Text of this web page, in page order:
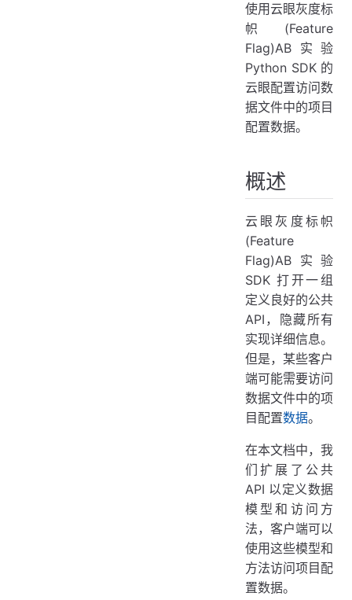
获取云眼配置
获取数据文件
对象模型
例子
使用云眼灰度标
帜(Feature
Flag)AB实验
Python SDK 的
云眼配置访问数
据文件中的项目
配置数据。
概述
云眼灰度标帜
(Feature
Flag)AB实验
SDK 打开一组
定义良好的公共
API，隐藏所有
实现详细信息。
但是，某些客户
端可能需要访问
数据文件中的项
目配置数据。
在本文档中，我
们扩展了公共
API 以定义数据
模型和访问方
法，客户端可以
使用这些模型和
方法访问项目配
置数据。